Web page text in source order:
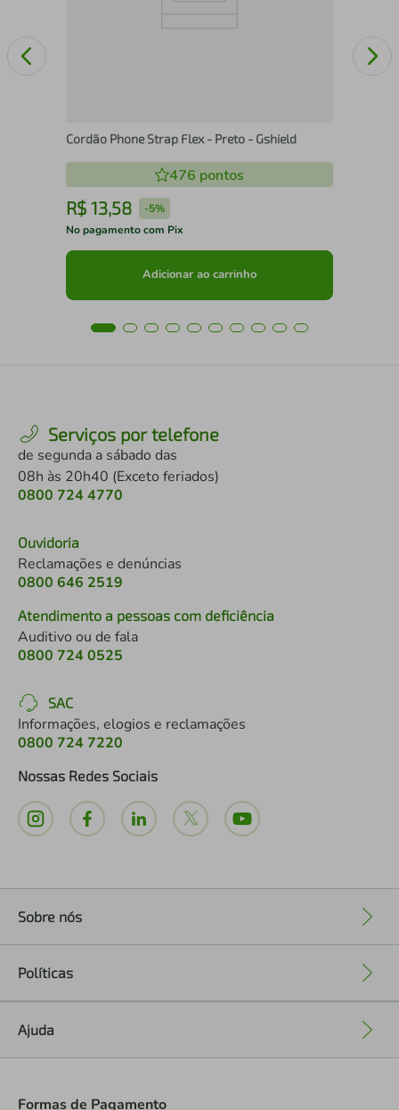
Cordão Phone Strap Flex - Preto - Gshield
476 pontos
R$ 13,58 -5%
No pagamento com Pix
Adicionar ao carrinho
Serviços por telefone
de segunda a sábado das
08h às 20h40 (Exceto feriados)
0800 724 4770
Ouvidoria
Reclamações e denúncias
0800 646 2519
Atendimento a pessoas com deficiência
Auditivo ou de fala
0800 724 0525
SAC
Informações, elogios e reclamações
0800 724 7220
Nossas Redes Sociais
Sobre nós
Políticas
Ajuda
Formas de Pagamento